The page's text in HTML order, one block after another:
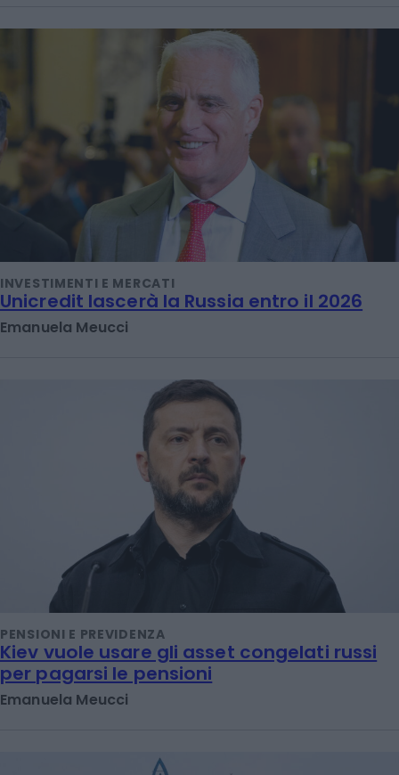
INVESTIMENTI E MERCATI
Unicredit lascerà la Russia entro il 2026
Emanuela Meucci
PENSIONI E PREVIDENZA
Kiev vuole usare gli asset congelati russi
per pagarsi le pensioni
Emanuela Meucci